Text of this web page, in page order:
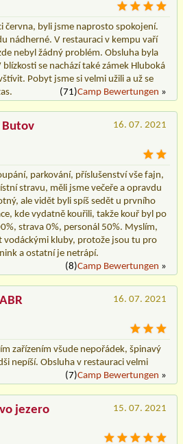
června, byli jsme naprosto spokojení.
nádherné. V restauraci v kempu vaří
nebyl žádný problém. Obsluha byla
se nachází také zámek Hluboká
Pobyt jsme si velmi užili a už se
(71)Camp Bewertungen »
Butov 16. 07. 2021
parkování, příslušenství vše fajn,
stravu, měli jsme večeře a opravdu
ale vidět byli spíš sedět u prvního
kde vydatně kouřili, takže kouř byl po
strava 0%, personál 50%. Myslím,
vodáckými kluby, protože jsou tu pro
a ostatní je netrápí.
(8)Camp Bewertungen »
16. 07. 2021
zařízením všude nepořádek, špinavý
nepíší. Obsluha v restauraci velmi
(7)Camp Bewertungen »
jezero 15. 07. 2021